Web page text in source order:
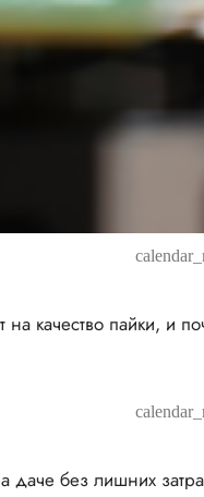
качество пайки, и
даче без лишних